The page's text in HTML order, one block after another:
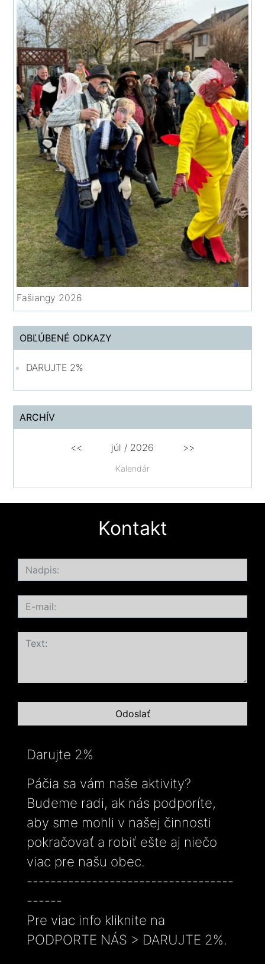
Fašiangy 2026
OBĽÚBENÉ ODKAZY
DARUJTE 2%
ARCHÍV
Kalendár
<< júl / 2026 >>
Kontakt
Darujte 2%
Páčia sa vám naše aktivity?
Budeme radi, ak nás podporíte,
aby sme mohli v našej činnosti
pokračovať a robiť ešte aj niečo
viac pre našu obec.
-----------------------------------
------
Pre viac info kliknite na
PODPORTE NÁS > DARUJTE 2%.